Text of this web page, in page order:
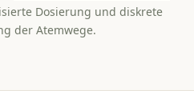
Dosierung und diskrete
der Atemwege.